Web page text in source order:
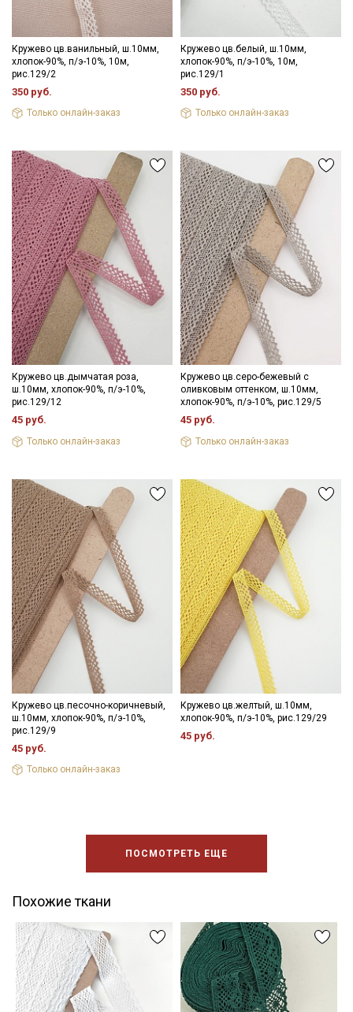
Кружево цв.ванильный, ш.10мм,
хлопок-90%, п/э-10%, 10м,
рис.129/2
350 руб.
Только онлайн-заказ
Кружево цв.белый, ш.10мм,
хлопок-90%, п/э-10%, 10м,
рис.129/1
350 руб.
Только онлайн-заказ
Кружево цв.дымчатая роза,
ш.10мм, хлопок-90%, п/э-10%,
рис.129/12
45 руб.
Только онлайн-заказ
Кружево цв.серо-бежевый с
оливковым оттенком, ш.10мм,
хлопок-90%, п/э-10%, рис.129/5
45 руб.
Только онлайн-заказ
Кружево цв.песочно-коричневый,
ш.10мм, хлопок-90%, п/э-10%,
рис.129/9
45 руб.
Только онлайн-заказ
Кружево цв.желтый, ш.10мм,
хлопок-90%, п/э-10%, рис.129/29
45 руб.
ПОСМОТРЕТЬ ЕЩЕ
Похожие ткани
ДаюСогласие на получение рекламных и
информационных рассылок